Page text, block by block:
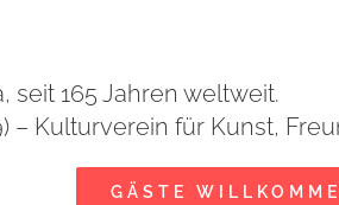
seit 165 Jahren weltweit.
– Kulturverein für Kunst,
GÄSTE